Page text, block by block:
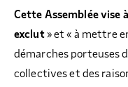
Cette Assemblée vise
exclut» et « à mettre
démarches porteuses
collectives et des